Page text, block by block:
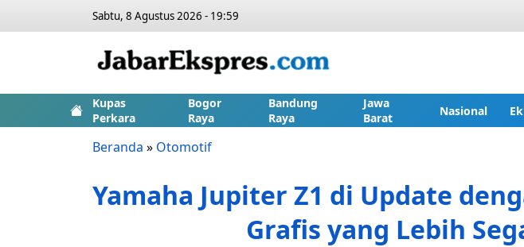
Sabtu, 8 Agustus 2026 - 19:59
Kupas
Perkara
Bogor
Raya
Bandung
Raya
Jawa
Barat
Nasional
Beranda » Otomotif
Yamaha Jupiter Z1 di Update
Grafis yang Lebih